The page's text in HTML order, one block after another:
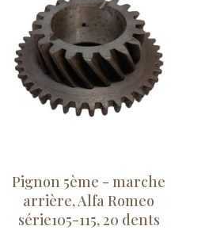
Pignon 5ème - marche
arrière, Alfa Romeo
série105-115, 20 dents